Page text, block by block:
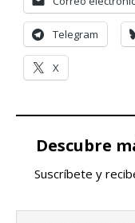
Telegram
X
Descubre
Suscríbete y